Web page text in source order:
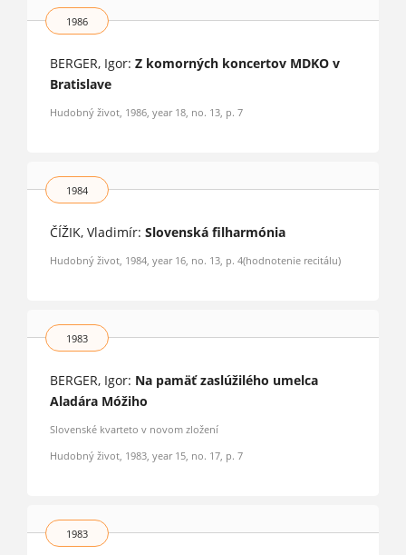
1986
BERGER, Igor: Z komorných koncertov MDKO v
Bratislave
Hudobný život, 1986, year 18, no. 13, p. 7
1984
ČÍŽIK, Vladimír: Slovenská filharmónia
Hudobný život, 1984, year 16, no. 13, p. 4(hodnotenie recitálu)
1983
BERGER, Igor: Na pamäť zaslúžilého umelca
Aladára Móžiho
Slovenské kvarteto v novom zložení
Hudobný život, 1983, year 15, no. 17, p. 7
1983